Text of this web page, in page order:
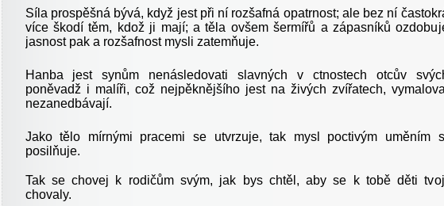
Síla prospěšná bývá, když jest při ní rozšafná opatrnost; ale bez ní
více škodí těm, kdož ji mají; a těla ovšem šermířů a zápasníků
jasnost pak a rozšafnost mysli zatemňuje.
Hanba jest synům nenásledovati slavných v ctnostech otcův
poněvadž i malíři, což nejpěknějšího jest na živých zvířatech,
nezanedbávají.
Jako tělo mírnými pracemi se utvrzuje, tak mysl poctivým uměním
posilňuje.
Tak se chovej k rodičům svým, jak bys chtěl, aby se k tobě děti
chovaly.